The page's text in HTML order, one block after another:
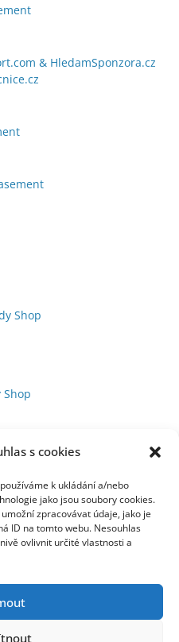
s cookies
k ukládání a/nebo
jako jsou soubory cookies.
zpracovávat údaje, jako je
ID na tomto webu. Nesouhlas
ovlivnit určité vlastnosti a
& HledamSponzora.cz
Shop
Shop